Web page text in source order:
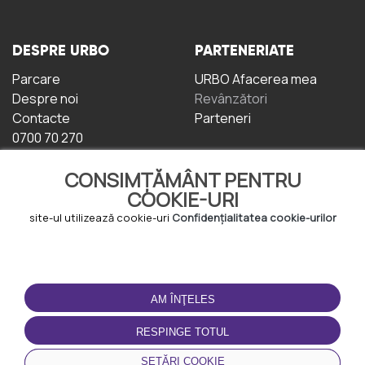
CONSIMȚĂMÂNT PENTRU
COOKIE-URI
site-ul utilizează cookie-uri Confidențialitatea cookie-urilor
AM ÎNŢELES
RESPINGE TOTUL
SETĂRI COOKIE
DESPRE URBO
Parcare
Despre noi
Contacte
0700 70 270
PARTENERIATE
URBO Afacerea mea
Revânzători
Parteneri
TERMENI DE UTILIZARE
Termeni și condiții
Politica de
Confidențialitate
Politica de cookie-uri
DESCĂRCAȚI
APLICAȚIA